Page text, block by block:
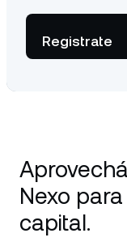
Registrate
Nexo
capital.